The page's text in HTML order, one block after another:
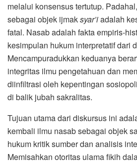
melalui konsensus tertutup.
sebagai objek ijmaksyar’iadalah
fatal. Nasab adalah fakta empiris-
kesimpulan hukum interpretatif dari
Mencampuradukkan keduanya
integritas ilmu pengetahuan dan
diinfiltrasi oleh kepentingan
di balik jubah sakralitas.
Tujuan utama dari diskursus ini
kembali ilmu nasab sebagai objek
hukum kritik sumber dan analisis
Memisahkan otoritas ulama fikih